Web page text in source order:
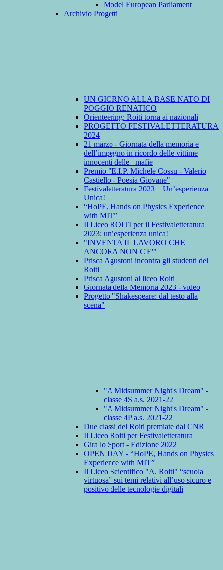
Model European Parliament
Archivio Progetti
UN GIORNO ALLA BASE NATO DI
POGGIO RENATICO
Orienteering: Roiti torna ai nazionali
PROGETTO FESTIVALETTERATURA
2024
21 marzo - Giornata della memoria e
dell’impegno in ricordo delle vittime
innocenti delle mafie
Premio "E.I.P. Michele Cossu - Valerio
Castiello - Poesia Giovane"
Festivaletteratura 2023 – Un’esperienza
Unica!
“HoPE, Hands on Physics Experience
with MIT”
Il Liceo ROITI per il Festivaletteratura
2023: un’esperienza unica!
"INVENTA IL LAVORO CHE
ANCORA NON C'E'"
Prisca Agustoni incontra gli studenti del
Roiti
Prisca Agustoni al liceo Roiti
Giornata della Memoria 2023 - video
Progetto "Shakespeare: dal testo alla
scena"
"A Midsummer Night's Dream" -
classe 4S a.s. 2021-22
"A Midsummer Night's Dream" -
classe 4P a.s. 2021-22
Due classi del Roiti premiate dal CNR
Il Liceo Roiti per Festivaletteratura
Gira lo Sport - Edizione 2022
OPEN DAY - “HoPE, Hands on Physics
Experience with MIT”
Il Liceo Scientifico "A. Roiti" “scuola
virtuosa” sui temi relativi all’uso sicuro e
positivo delle tecnologie digitali